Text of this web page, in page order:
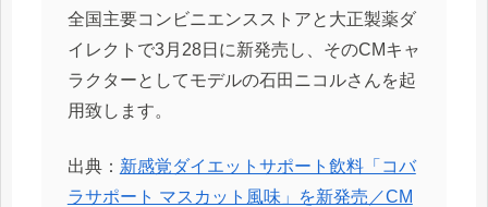
全国主要コンビニエンスストアと大正製薬ダ
イレクトで3月28日に新発売し、そのCMキャ
ラクターとしてモデルの石田ニコルさんを起
用致します。
出典： 新感覚ダイエットサポート飲料「コバ
ラサポート マスカット風味」を新発売／CM